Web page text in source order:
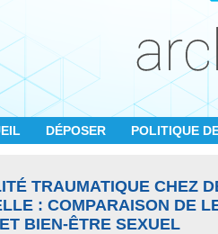
DÉPOSER POLITIQUE
TRAUMATIQUE CHEZ
: COMPARAISON DE
BIEN-ÊTRE SEXUEL